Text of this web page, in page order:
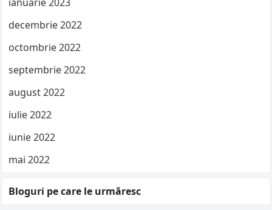
decembrie 2022
octombrie 2022
septembrie 2022
august 2022
iulie 2022
iunie 2022
mai 2022
Bloguri pe care le urmăresc